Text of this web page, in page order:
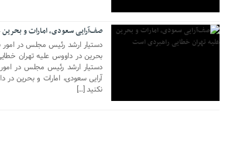
صف‌آرایی سعودی، امارات و
دستیار ارشد رئیس مجلس در امور
بحرین در داووس علیه تهران
دستیار ارشد رئیس مجلس در
آرایی سعودی، امارات و بحرین
نکنید […]